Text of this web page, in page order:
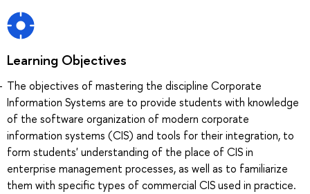
Learning Objectives
The objectives of mastering the discipline Corporate
Information Systems are to provide students with knowledge
of the software organization of modern corporate
information systems (CIS) and tools for their integration, to
form students' understanding of the place of CIS in
enterprise management processes, as well as to familiarize
them with specific types of commercial CIS used in practice.